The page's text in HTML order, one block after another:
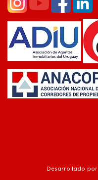
Desarrollado por